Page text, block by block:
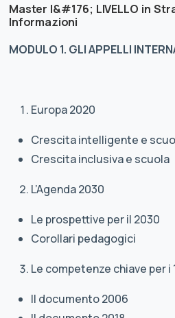
Master I&#176; LIVELLO in
Informazioni
MODULO 1. GLI APPELLI
Europa 2020
Crescita intelligente e
Crescita inclusiva e scuola
L’Agenda 2030
Le prospettive per il 2030
Corollari pedagogici
Le competenze chiave per
Il documento 2006